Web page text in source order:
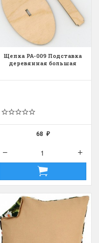
Щепка РА-009 Подставка
деревянная большая
68 ₽